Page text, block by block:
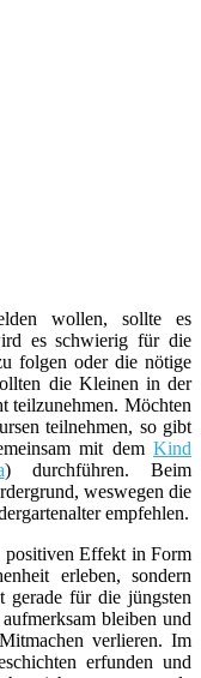
wollen, sollte es
es schwierig für die
folgen oder die nötige
die Kleinen in der
teilzunehmen. Möchten
teilnehmen, so gibt
mit dem Kind
) durchführen. Beim
weswegen die
empfehlen.
Effekt in Form
erleben, sondern
gerade für die jüngsten
bleiben und
verlieren. Im
erfunden und